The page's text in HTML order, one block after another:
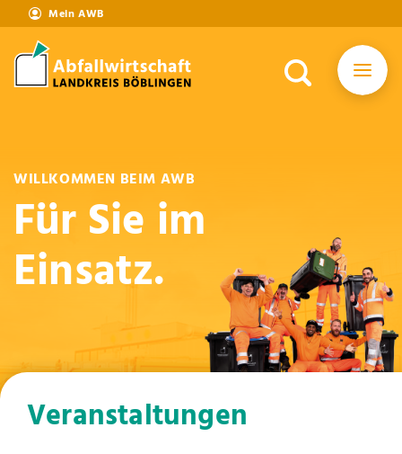
Mein AWB
WILLKOMMEN BEIM AWB
Für Sie im
Einsatz.
Veranstaltungen